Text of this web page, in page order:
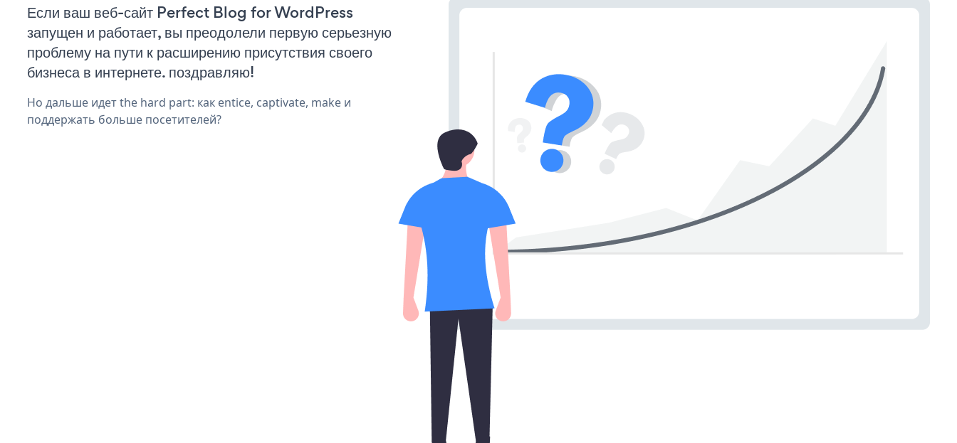
Если ваш веб-сайт Perfect Blog for WordPress
запущен и работает, вы преодолели первую серьезную
проблему на пути к расширению присутствия своего
бизнеса в интернете. поздравляю!
Но дальше идет the hard part: как entice, captivate, make и
поддержать больше посетителей?